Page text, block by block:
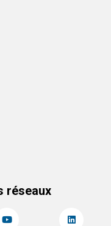
réseaux